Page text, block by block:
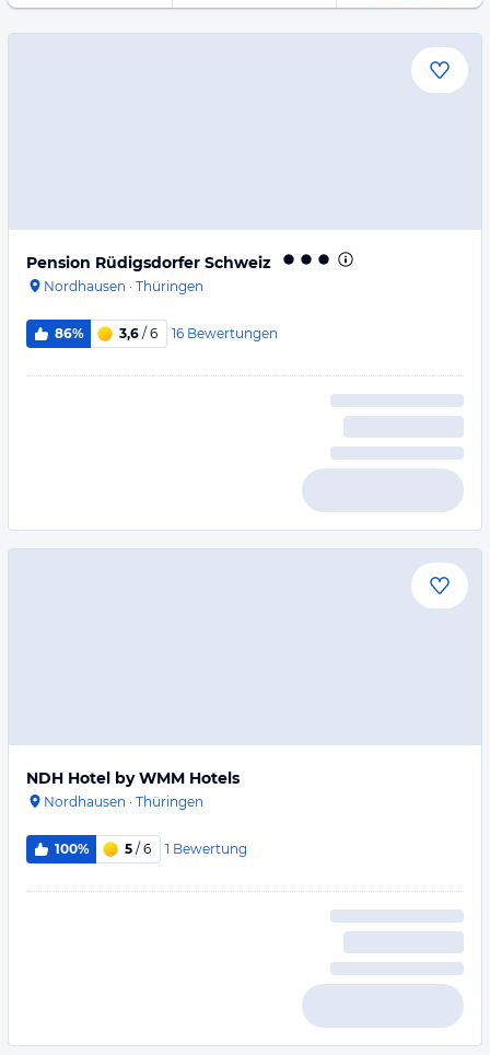
Pension Rüdigsdorfer Schweiz
Nordhausen · Thüringen
86% 3,6 / 6 16 Bewertungen
NDH Hotel by WMM Hotels
Nordhausen · Thüringen
100% 5 / 6 1 Bewertung